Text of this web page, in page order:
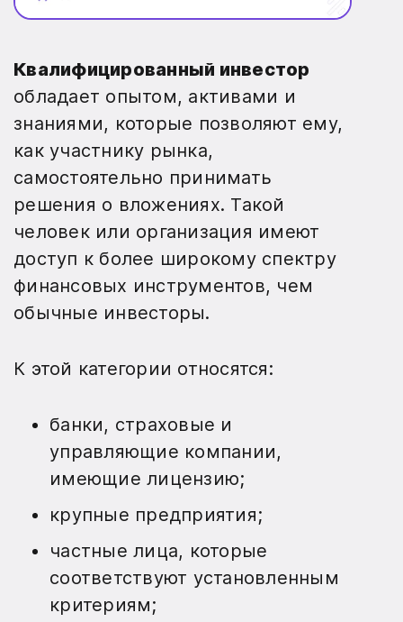
Квалифицированный инвестор
обладает опытом, активами и
знаниями, которые позволяют ему,
как участнику рынка,
самостоятельно принимать
решения о вложениях. Такой
человек или организация имеют
доступ к более широкому спектру
финансовых инструментов, чем
обычные инвесторы.
К этой категории относятся:
банки, страховые и
управляющие компании,
имеющие лицензию;
крупные предприятия;
частные лица, которые
соответствуют установленным
критериям;